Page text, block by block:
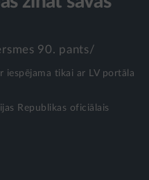
90. pants/
iespējama tikai ar LV portāla
Republikas oficiālais